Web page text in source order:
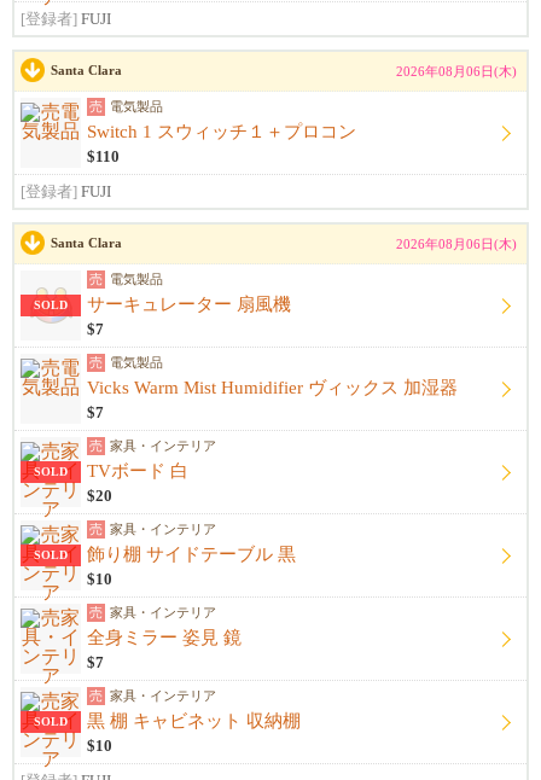
[登録者] FUJI
Santa Clara 2026年08月06日(木)
売 電気製品
Switch 1 スウィッチ１＋プロコン
$110
[登録者] FUJI
Santa Clara 2026年08月06日(木)
SOLD
売 電気製品
サーキュレーター 扇風機
$7
売 電気製品
Vicks Warm Mist Humidifier ヴィックス 加湿器
$7
SOLD
売 家具・インテリア
TVボード 白
$20
SOLD
売 家具・インテリア
飾り棚 サイドテーブル 黒
$10
売 家具・インテリア
全身ミラー 姿見 鏡
$7
SOLD
売 家具・インテリア
黒 棚 キャビネット 収納棚
$10